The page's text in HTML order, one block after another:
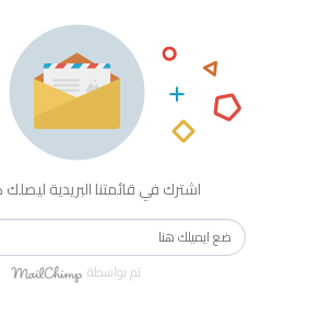
اشترك في قائمتنا البريدية
تم بواسطة